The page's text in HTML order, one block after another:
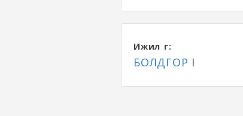
Ижил үг:
БОЛДГОР I